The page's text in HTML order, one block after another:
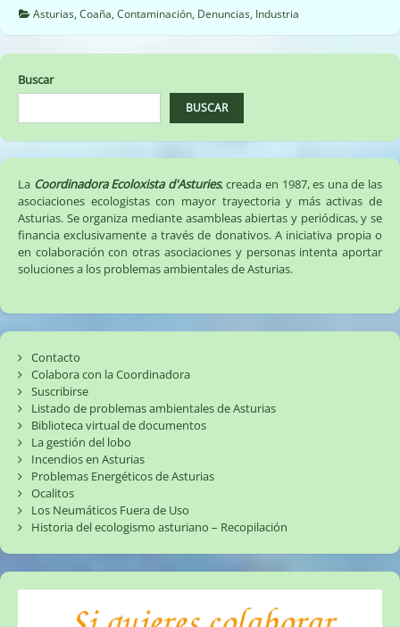
Asturias, Coaña, Contaminación, Denuncias, Industria
Buscar
BUSCAR
La Coordinadora Ecoloxista d'Asturies, creada en 1987, es una de las
asociaciones ecologistas con mayor trayectoria y más activas de
Asturias. Se organiza mediante asambleas abiertas y periódicas, y se
financia exclusivamente a través de donativos. A iniciativa propia o
en colaboración con otras asociaciones y personas intenta aportar
soluciones a los problemas ambientales de Asturias.
Contacto
Colabora con la Coordinadora
Suscribirse
Listado de problemas ambientales de Asturias
Biblioteca virtual de documentos
La gestión del lobo
Incendios en Asturias
Problemas Energéticos de Asturias
Ocalitos
Los Neumáticos Fuera de Uso
Historia del ecologismo asturiano – Recopilación